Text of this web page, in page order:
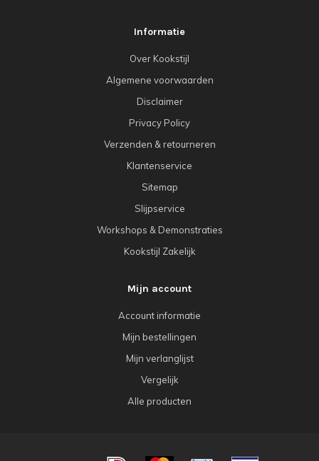
Informatie
Over Kookstijl
Algemene voorwaarden
Disclaimer
Privacy Policy
Verzenden & retourneren
Klantenservice
Sitemap
Slijpservice
Workshops & Demonstraties
Kookstijl Zakelijk
Mijn account
Account informatie
Mijn bestellingen
Mijn verlanglijst
Vergelijk
Alle producten